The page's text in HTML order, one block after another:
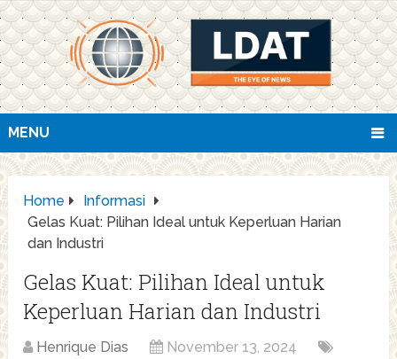
MENU
Home
Informasi
Gelas Kuat: Pilihan Ideal untuk Keperluan Harian
dan Industri
Gelas Kuat: Pilihan Ideal untuk
Keperluan Harian dan Industri
Henrique Dias
November 13, 2024